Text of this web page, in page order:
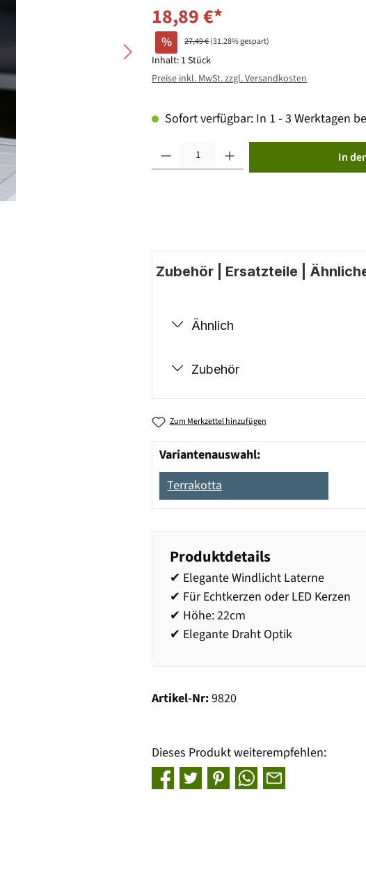
18,89 €*
% 27,49 €(31.28% gespart)
Inhalt: 1 Stück
Preise inkl. MwSt. zzgl. Versandkosten
Sofort verfügbar: In 1 - 3 Werktagen
In
Zubehör | Ersatzteile |
Ähnlich
Zubehör
Zum Merkzettel hinzufügen
Variantenauswahl:
Terrakotta
Produktdetails
✔ Elegante Windlicht Laterne
✔ Für Echtkerzen oder LED Kerzen
✔ Höhe: 22cm
✔ Elegante Draht Optik
Artikel-Nr:9820
Dieses Produkt weiterempfehlen: